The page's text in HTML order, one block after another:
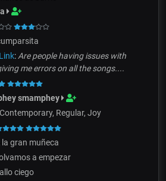
: Are people having issues with
me errors on all the songs....
smamphey
Regular, Joy
la gran muñeca
a empezar
ciego